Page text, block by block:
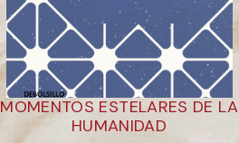
MOMENTOS ESTELARES DE LA
HUMANIDAD